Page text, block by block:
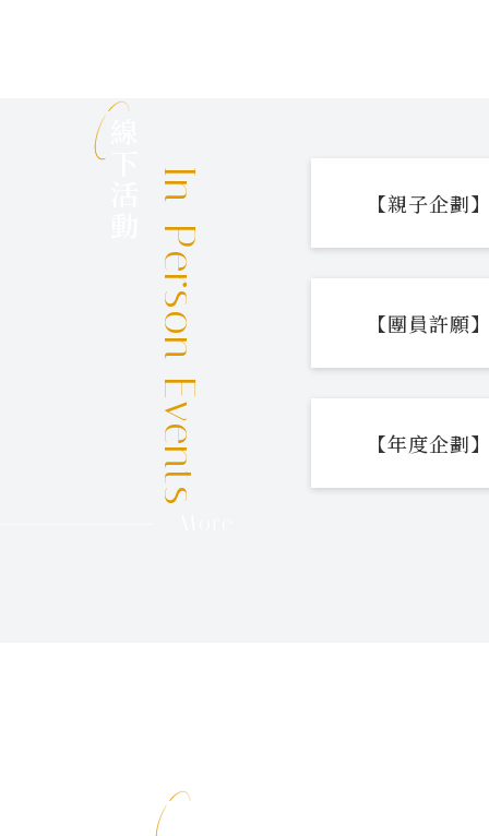
線下活動 In-Person Events 【親子企劃
【團員許願
【年度企劃